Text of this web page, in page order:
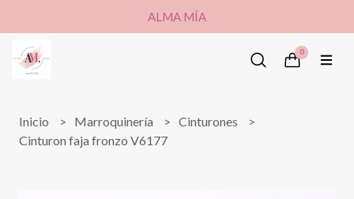
ALMA MÍA
0
Inicio Marroquinería
Cinturones
Cinturon faja fronzo V6177